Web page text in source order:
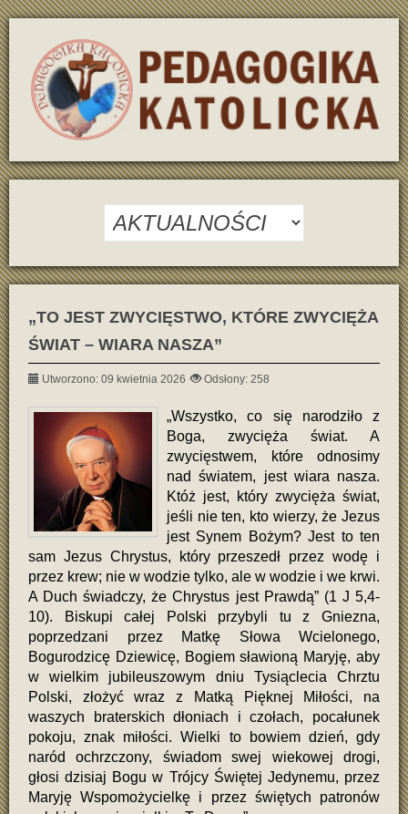
„TO JEST ZWYCIĘSTWO, KTÓRE ZWYCIĘŻA
ŚWIAT – WIARA NASZA”
Utworzono: 09 kwietnia 2026 Odsłony: 258
„Wszystko, co się narodziło z
Boga, zwycięża świat. A
zwycięstwem, które odnosimy
nad światem, jest wiara nasza.
Któż jest, który zwycięża świat,
jeśli nie ten, kto wierzy, że Jezus
jest Synem Bożym? Jest to ten
sam Jezus Chrystus, który przeszedł przez wodę i
przez krew; nie w wodzie tylko, ale w wodzie i we krwi.
A Duch świadczy, że Chrystus jest Prawdą” (1 J 5,4-
10). Biskupi całej Polski przybyli tu z Gniezna,
poprzedzani przez Matkę Słowa Wcielonego,
Bogurodzicę Dziewicę, Bogiem sławioną Maryję, aby
w wielkim jubileuszowym dniu Tysiąclecia Chrztu
Polski, złożyć wraz z Matką Pięknej Miłości, na
waszych braterskich dłoniach i czołach, pocałunek
pokoju, znak miłości. Wielki to bowiem dzień, gdy
naród ochrzczony, świadom swej wiekowej drogi,
głosi dzisiaj Bogu w Trójcy Świętej Jedynemu, przez
Maryję Wspomożycielkę i przez świętych patronów